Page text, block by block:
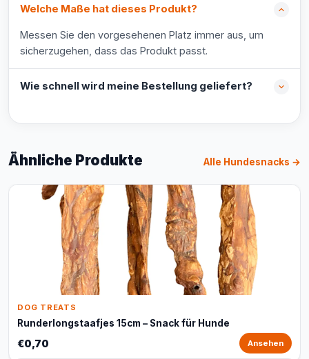
Welche Maße hat dieses Produkt?
Messen Sie den vorgesehenen Platz immer aus, um
sicherzugehen, dass das Produkt passt.
Wie schnell wird meine Bestellung geliefert?
Ähnliche Produkte Alle Hundesnacks →
DOG TREATS
Runderlongstaafjes 15cm – Snack für Hunde
€0,70 Ansehen